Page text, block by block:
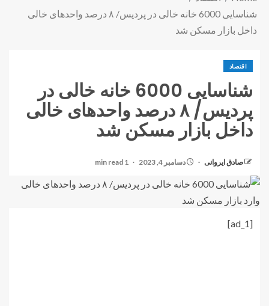
شناسایی 6000 خانه خالی در پردیس/ ۸ درصد واحدهای خالی
داخل بازار مسکن شد
اقتصاد
شناسایی 6000 خانه خالی در
پردیس/ ۸ درصد واحدهای خالی
داخل بازار مسکن شد
صادق ایروانی دسامبر 4, 2023 1 min read
[ad_1]